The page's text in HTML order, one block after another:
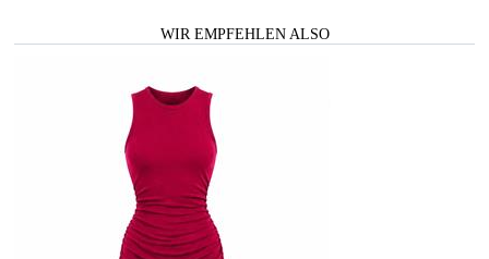
WIR EMPFEHLEN ALSO